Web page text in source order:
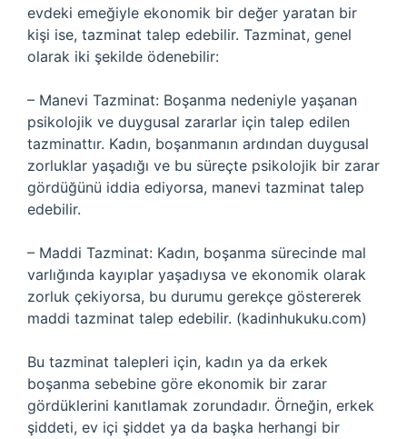
evdeki emeğiyle ekonomik bir değer yaratan bir
kişi ise, tazminat talep edebilir. Tazminat, genel
olarak iki şekilde ödenebilir:
– Manevi Tazminat: Boşanma nedeniyle yaşanan
psikolojik ve duygusal zararlar için talep edilen
tazminattır. Kadın, boşanmanın ardından duygusal
zorluklar yaşadığı ve bu süreçte psikolojik bir zarar
gördüğünü iddia ediyorsa, manevi tazminat talep
edebilir.
– Maddi Tazminat: Kadın, boşanma sürecinde mal
varlığında kayıplar yaşadıysa ve ekonomik olarak
zorluk çekiyorsa, bu durumu gerekçe göstererek
maddi tazminat talep edebilir. (kadinhukuku.com)
Bu tazminat talepleri için, kadın ya da erkek
boşanma sebebine göre ekonomik bir zarar
gördüklerini kanıtlamak zorundadır. Örneğin, erkek
şiddeti, ev içi şiddet ya da başka herhangi bir